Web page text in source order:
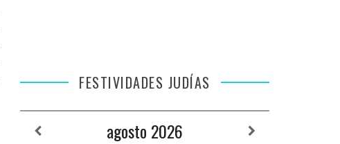
FESTIVIDADES JUDÍAS
agosto 2026